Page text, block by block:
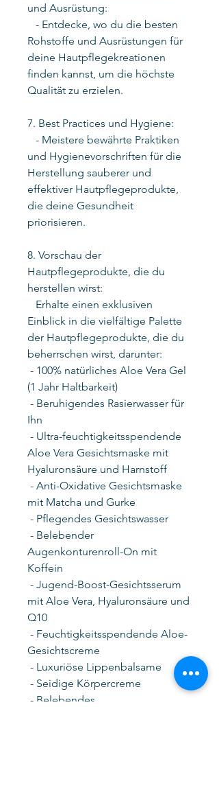
und Ausrüstung:
- Entdecke, wo du die besten
Rohstoffe und Ausrüstungen für
deine Hautpflegekreationen
finden kannst, um die höchste
Qualität zu erzielen.
7. Best Practices und Hygiene:
- Meistere bewährte Praktiken
und Hygienevorschriften für die
Herstellung sauberer und
effektiver Hautpflegeprodukte,
die deine Gesundheit
priorisieren.
8. Vorschau der
Hautpflegeprodukte, die du
herstellen wirst:
Erhalte einen exklusiven
Einblick in die vielfältige Palette
der Hautpflegeprodukte, die du
beherrschen wirst, darunter:
- 100% natürliches Aloe Vera Gel
(1 Jahr Haltbarkeit)
- Beruhigendes Rasierwasser für
Ihn
- Ultra-feuchtigkeitsspendende
Aloe Vera Gesichtsmaske mit
Hyaluronsäure und Harnstoff
- Anti-Oxidative Gesichtsmaske
mit Matcha und Gurke
- Pflegendes Gesichtswasser
- Belebender
Augenkonturenroll-On mit
Koffein
- Jugend-Boost-Gesichtsserum
mit Aloe Vera, Hyaluronsäure und
Q10
- Feuchtigkeitsspendende Aloe-
Gesichtscreme
- Luxuriöse Lippenbalsame
- Seidige Körpercreme
- Belebendes